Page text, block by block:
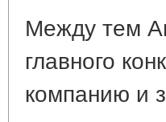
Между тем
главного
компанию и